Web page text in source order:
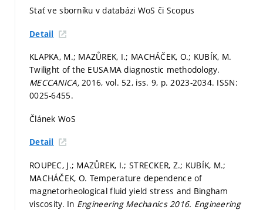
Stať ve sborníku v databázi WoS či Scopus
Detail
KLAPKA, M.; MAZŮREK, I.; MACHÁČEK, O.; KUBÍK, M.
Twilight of the EUSAMA diagnostic methodology.
MECCANICA,2016, vol. 52, iss. 9, p. 2023-2034. ISSN:
0025-6455.
Článek WoS
Detail
ROUPEC, J.; MAZŮREK, I.; STRECKER, Z.; KUBÍK, M.;
MACHÁČEK, O. Temperature dependence of
magnetorheological fluid yield stress and Bingham
viscosity. In Engineering Mechanics 2016. Engineering